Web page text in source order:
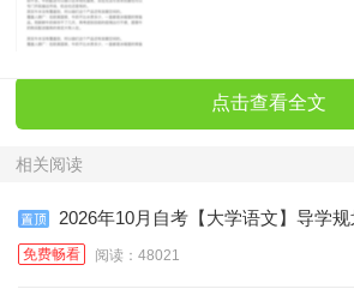
点击查看全文
相关阅读
2026年10月自考【大学语文】导学规
免费畅看 阅读：48021